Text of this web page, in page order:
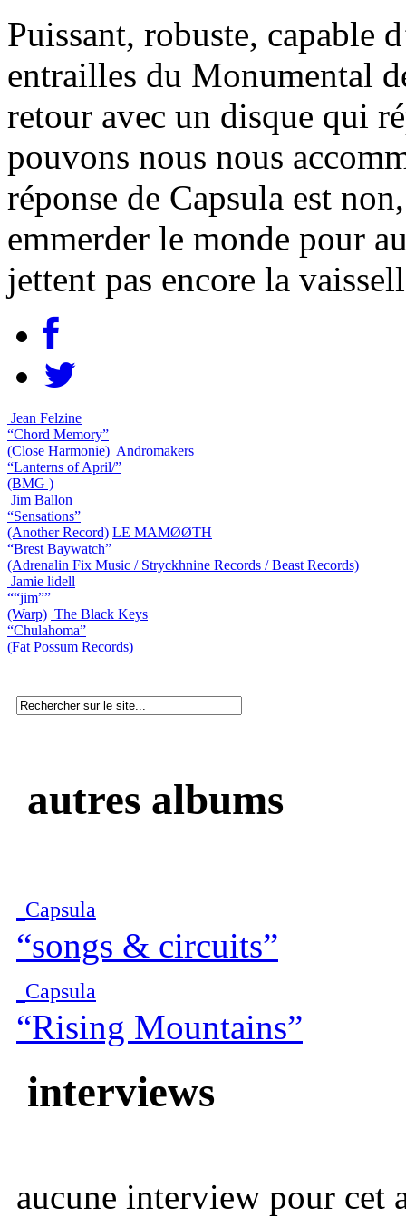
Puissant, robuste, capable
entrailles du Monumental
retour avec un disque qui
pouvons nous nous
réponse de Capsula est
emmerder le monde pour
jettent pas encore la
Jean Felzine
“Chord Memory”
(Close Harmonie) Andromakers
“Lanterns of April/”
(BMG )
Jim Ballon
“Sensations”
(Another Record) LE MAMØØTH
“Brest Baywatch”
(Adrenalin Fix Music / Stryckhnine Records / Beast Records)
Jamie lidell
““jim””
(Warp) The Black Keys
“Chulahoma”
(Fat Possum Records)
autres albums
Capsula
“songs & circuits”
Capsula
“Rising Mountains”
interviews
aucune interview pour cet